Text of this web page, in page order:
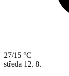
27/15 °C
středa 12. 8.